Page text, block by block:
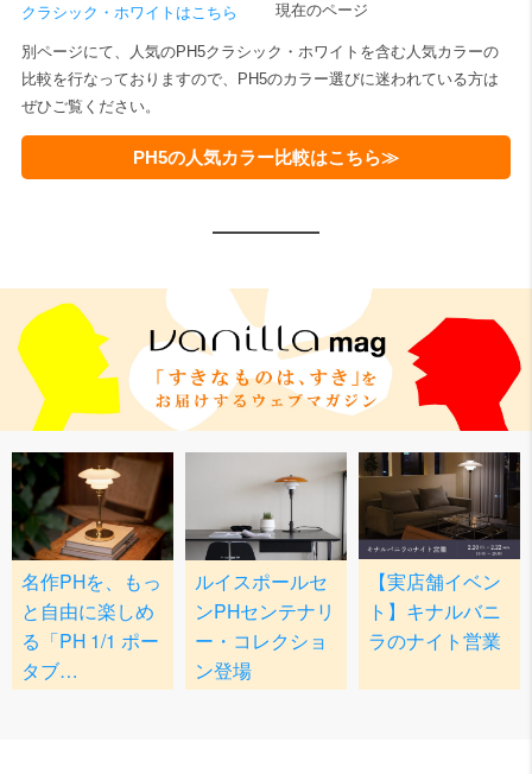
クラシック・ホワイトはこちら 現在のページ
別ページにて、人気のPH5クラシック・ホワイトを含む人気カラーの
比較を行なっておりますので、PH5のカラー選びに迷われている方は
ぜひご覧ください。
PH5の人気カラー比較はこちら≫